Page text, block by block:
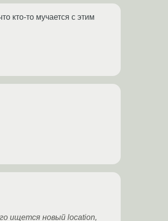
кто-то мучается с этим
ищется новый location,